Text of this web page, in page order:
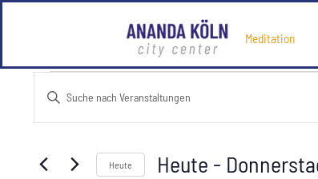
Meditation
Ananda Yoga und
Veranstaltungen
Suche
und
Bitte
Schlüsselwort
eingeben.
Veranstaltungen
Heute Heute -